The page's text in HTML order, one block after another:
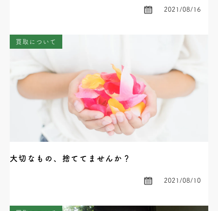
2021/08/16
買取について
大切なもの、捨ててませんか？
2021/08/10